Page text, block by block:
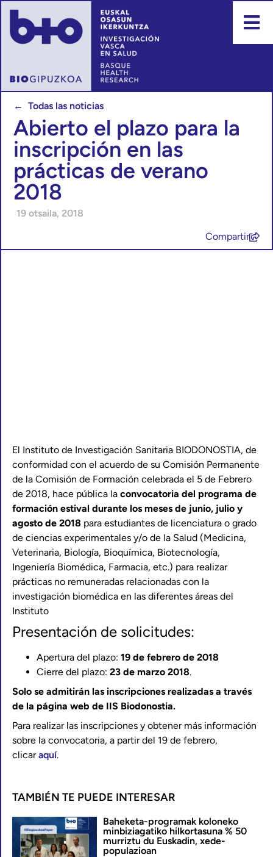
← Todas las noticias
Abierto el plazo para la
inscripción en las
prácticas de verano
2018
19 otsaila, 2018
Compartir
El Instituto de Investigación Sanitaria BIODONOSTIA, de
conformidad con el acuerdo de su Comisión Permanente
de la Comisión de Formación celebrada el 5 de Febrero
de 2018, hace pública la convocatoria del programa de
formación estival durante los meses de junio, julio y
agosto de 2018 para estudiantes de licenciatura o grado
de ciencias experimentales y/o de la Salud (Medicina,
Veterinaria, Biología, Bioquímica, Biotecnología,
Ingeniería Biomédica, Farmacia, etc.) para realizar
prácticas no remuneradas relacionadas con la
investigación biomédica en las diferentes áreas del
Instituto
Presentación de solicitudes:
Apertura del plazo: 19 de febrero de 2018
Cierre del plazo: 23 de marzo 2018.
Solo se admitirán las inscripciones realizadas a través
de la página web de IIS Biodonostia.
Para realizar las inscripciones y obtener más información
sobre la convocatoria, a partir del 19 de febrero,
clicaraquí.
TAMBIÉN TE PUEDE INTERESAR
Baheketa-programak koloneko
minbiziagatiko hilkortasuna % 50
murriztu du Euskadin, xede-
populazioan